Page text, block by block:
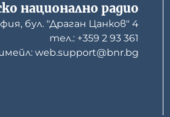
национално радио
бул. "Драган Цанков" 4
тел.: +359 2 93 361
web.support@bnr.bg